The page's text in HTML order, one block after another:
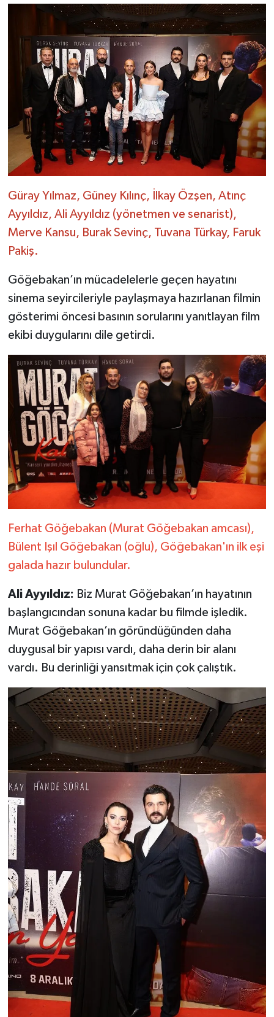
Güray Yılmaz, Güney Kılınç, İlkay Özşen, Atınç
Ayyıldız, Ali Ayyıldız (yönetmen ve senarist),
Merve Kansu, Burak Sevinç, Tuvana Türkay, Faruk
Pakiş.
Göğebakan’ın mücadelelerle geçen hayatını
sinema seyircileriyle paylaşmaya hazırlanan filmin
gösterimi öncesi basının sorularını yanıtlayan film
ekibi duygularını dile getirdi.
Ferhat Göğebakan (Murat Göğebakan amcası),
Bülent Işıl Göğebakan (oğlu), Göğebakan'ın ilk eşi
galada hazır bulundular.
Ali Ayyıldız: Biz Murat Göğebakan’ın hayatının
başlangıcından sonuna kadar bu filmde işledik.
Murat Göğebakan’ın göründüğünden daha
duygusal bir yapısı vardı, daha derin bir alanı
vardı. Bu derinliği yansıtmak için çok çalıştık.